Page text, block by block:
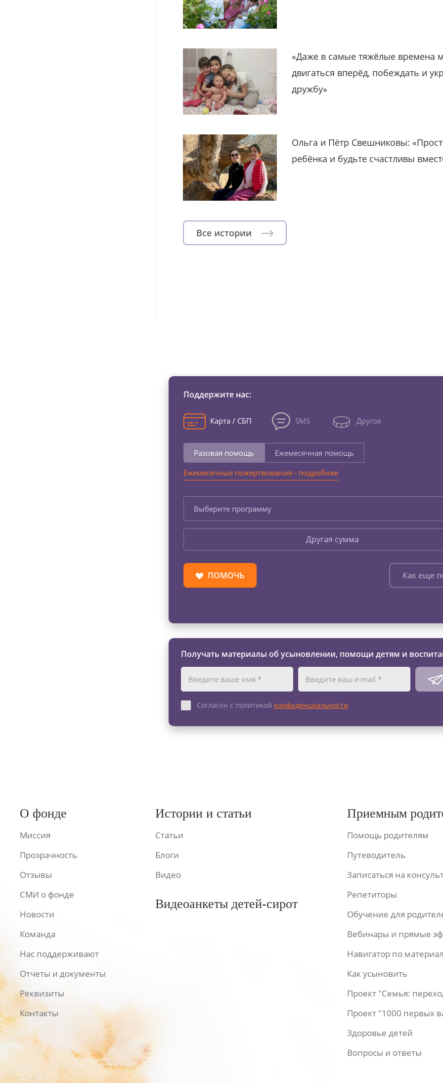
«Даже в самые тяжёлые времена
двигаться вперёд, побеждать и
дружбу»
Ольга и Пётр Свешниковы:
ребёнка и будьте счастливы
Все истории
Поддержите нас:
Карта / СБП SMS Другое
Разовая помощь
Ежемесячная помощь
Ежемесячные пожертвования - подробнее
Выберите программу
Другая сумма
ПОМОЧЬ Как еще
Получать материалы об усыновлении, помощи детям и
Согласен с политикой конфиденциальности
О фонде
Миссия
Прозрачность
Отзывы
СМИ о фонде
Новости
Команда
Нас поддерживают
Отчеты и документы
Реквизиты
Контакты
Истории и статьи
Статьи
Блоги
Видео
Видеоанкеты детей-сирот
Приемным
Помощь родителям
Путеводитель
Записаться на
Репетиторы
Обучение для
Вебинары и прямые
Навигатор по
Как усыновить
Проект "Семья:
Проект "1000 первых
Здоровье детей
Вопросы и ответы